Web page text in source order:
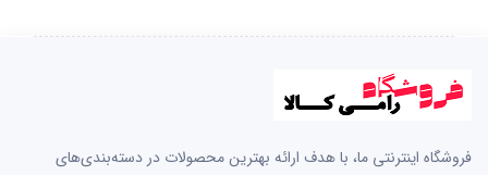
فروشگاه اینترنتی ما، با هدف ارائه بهترین محصولات در دسته‌بندی‌های